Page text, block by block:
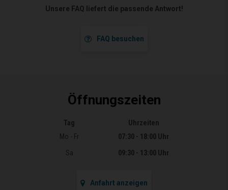
Unsere FAQ liefert die passende Antwort!
FAQ besuchen
Öffnungszeiten
Öffnungszeiten
Tag
Uhrzeiten
Mo - Fr
07:30 - 18:00 Uhr
Sa
09:30 - 13:00 Uhr
Anfahrt anzeigen